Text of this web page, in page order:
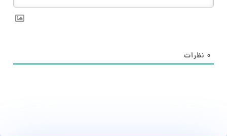
۰ نظرات